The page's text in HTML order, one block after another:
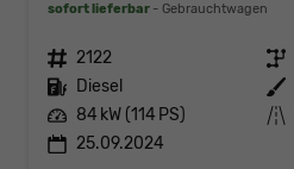
sofort lieferbar Gebrauchtwagen
Fahrzeugnr. 2122 Getriebe
Kraftstoff Diesel Außenfarbe
Leistung 84 kW (114 PS) Kilometerstand
25.09.2024